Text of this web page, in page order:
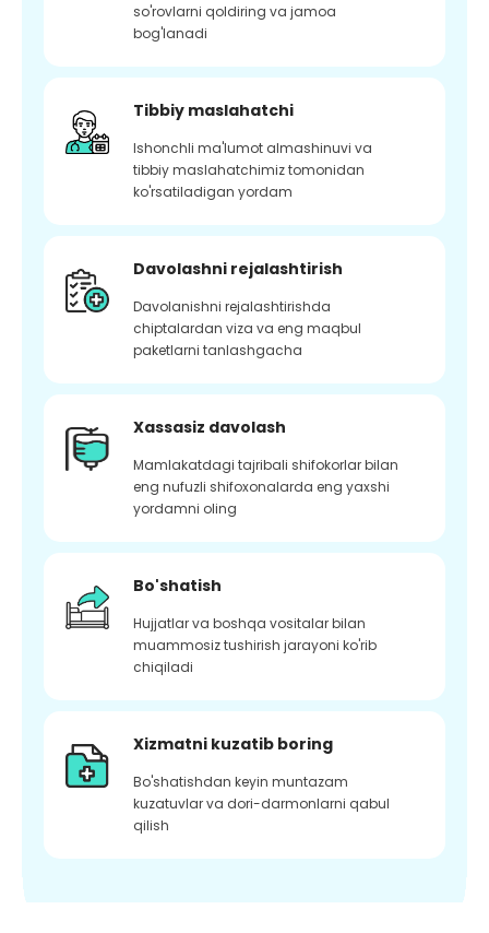
so'rovlarni qoldiring va jamoa
bog'lanadi
Tibbiy maslahatchi
Ishonchli ma'lumot almashinuvi va
tibbiy maslahatchimiz tomonidan
ko'rsatiladigan yordam
Davolashni rejalashtirish
Davolanishni rejalashtirishda
chiptalardan viza va eng maqbul
paketlarni tanlashgacha
Xassasiz davolash
Mamlakatdagi tajribali shifokorlar bilan
eng nufuzli shifoxonalarda eng yaxshi
yordamni oling
Bo'shatish
Hujjatlar va boshqa vositalar bilan
muammosiz tushirish jarayoni ko'rib
chiqiladi
Xizmatni kuzatib boring
Bo'shatishdan keyin muntazam
kuzatuvlar va dori-darmonlarni qabul
qilish